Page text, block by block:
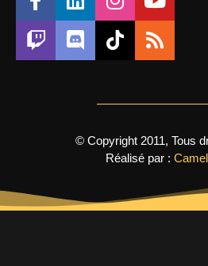
© Copyright 2011, Tous
Réalisé par :